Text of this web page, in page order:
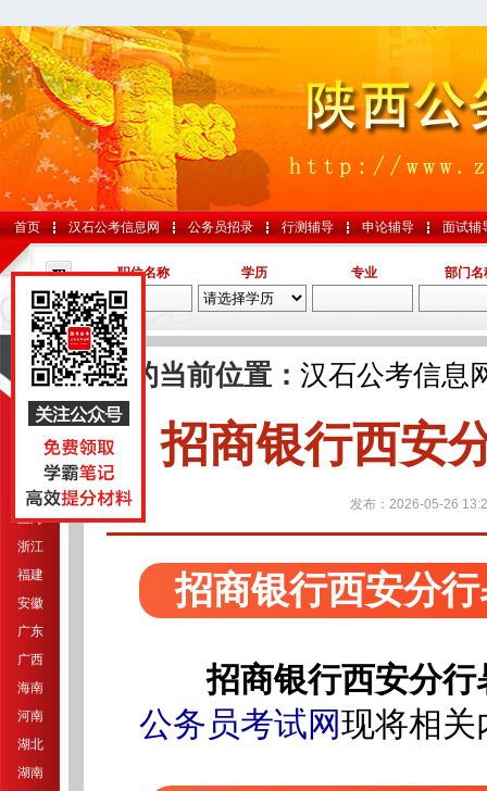
首页 汉石公考信息网 公务员招录 行测辅导 申论辅导 面试辅
职位名称 学历 专业 部门名
导航
江苏
上海
浙江
福建
安徽
广东
广西
海南
河南
湖北
湖南
您的当前位置： 汉石公考信息
招商银行西安
发布：2026-05-26
招商银行西安分
招商银行西安分
公务员考试网现将相关